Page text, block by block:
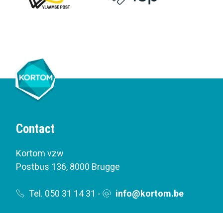
Contact
Kortom vzw
Postbus 136, 8000 Brugge
Tel. 050 31 14 31 - info@kortom.be